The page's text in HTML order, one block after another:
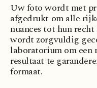
Uw foto wordt met
afgedrukt om alle
nuances tot hun
wordt zorgvuldig
laboratorium om een
resultaat te
formaat.